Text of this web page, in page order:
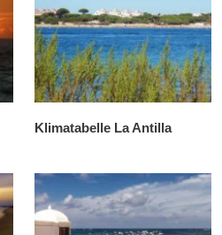
Klimatabelle La Antilla